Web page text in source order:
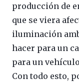
producción de
que se viera
iluminación
hacer para un
para un
Con todo esto,